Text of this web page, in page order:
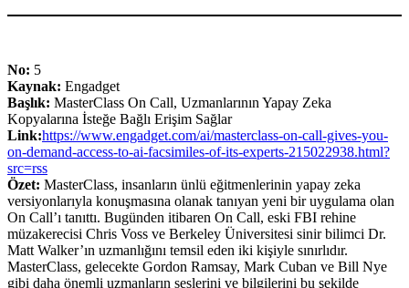
No: 5
Kaynak: Engadget
Başlık: MasterClass On Call, Uzmanlarının Yapay Zeka
Kopyalarına İsteğe Bağlı Erişim Sağlar
Link:https://www.engadget.com/ai/masterclass-on-call-gives-you-
on-demand-access-to-ai-facsimiles-of-its-experts-215022938.html?
src=rss
Özet: MasterClass, insanların ünlü eğitmenlerinin yapay zeka
versiyonlarıyla konuşmasına olanak tanıyan yeni bir uygulama olan
On Call’ı tanıttı. Bugünden itibaren On Call, eski FBI rehine
müzakerecisi Chris Voss ve Berkeley Üniversitesi sinir bilimci Dr.
Matt Walker’ın uzmanlığını temsil eden iki kişiyle sınırlıdır.
MasterClass, gelecekte Gordon Ramsay, Mark Cuban ve Bill Nye
gibi daha önemli uzmanların seslerini ve bilgilerini bu şekilde